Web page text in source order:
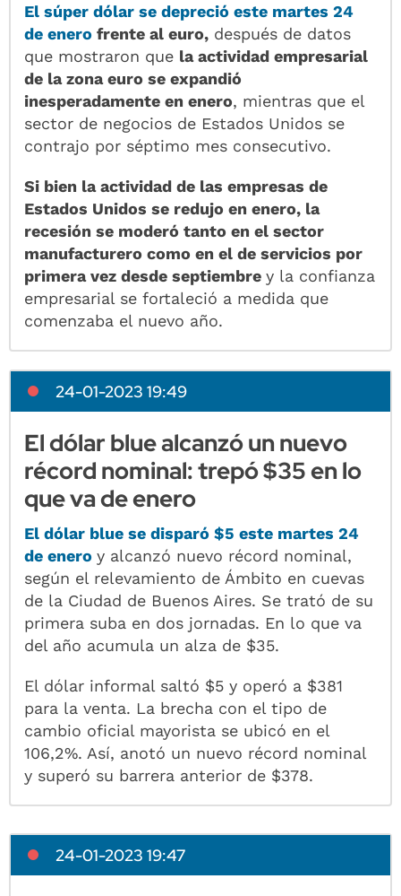
Elsúper dólar se depreció este martes 24
de enero frente al euro, después de datos
que mostraron que la actividad empresarial
de la zona euro se expandió
inesperadamente en enero, mientras que el
sector de negocios de Estados Unidos se
contrajo por séptimo mes consecutivo.
Si bien la actividad de las empresas de
Estados Unidos se redujo en enero, la
recesión se moderó tanto en el sector
manufacturero como en el de servicios por
primera vez desde septiembrey la confianza
empresarial se fortaleció a medida que
comenzaba el nuevo año.
24-01-2023 19:49
El dólar blue alcanzó un nuevo
récord nominal: trepó $35 en lo
que va de enero
El dólar blue se disparó $5 este martes 24
de eneroy alcanzó nuevo récord nominal,
según el relevamiento de Ámbito en cuevas
de la Ciudad de Buenos Aires. Se trató de su
primera suba en dos jornadas. En lo que va
del año acumula un alza de $35.
El dólar informal saltó $5 y operó a $381
para la venta. La brecha con el tipo de
cambio oficial mayorista se ubicó en el
106,2%. Así, anotó un nuevo récord nominal
y superó su barrera anterior de $378.
24-01-2023 19:47